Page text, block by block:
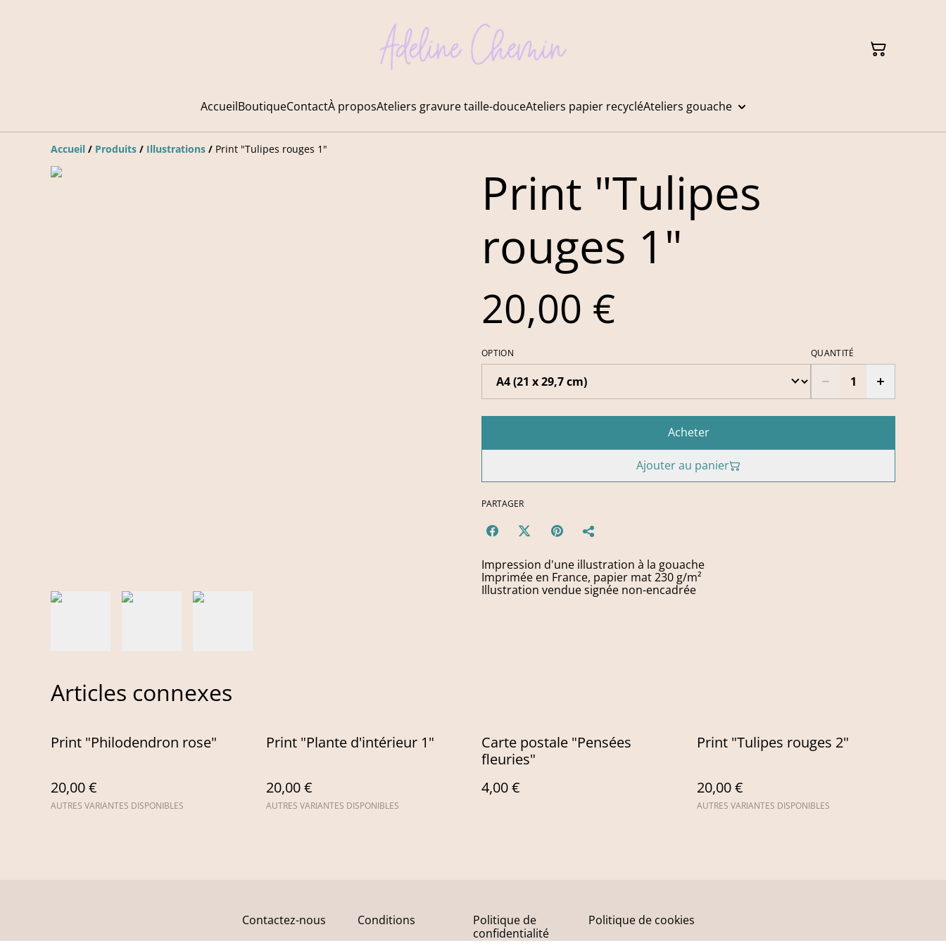
AccueilBoutiqueContactÀ proposAteliers gravure taille-douceAteliers papier recycléAteliers gouache
Accueil / Produits / Illustrations / Print "Tulipes rouges 1"
Print "Tulipes
rouges 1"
20,00 €
OPTION QUANTITÉ
Acheter
Ajouter au panier
PARTAGER
Impression d'une illustration à la gouache
Imprimée en France, papier mat 230 g/m²
Illustration vendue signée non-encadrée
Articles connexes
Print "Philodendron rose"
20,00 €
AUTRES VARIANTES DISPONIBLES
Print "Plante d'intérieur 1"
20,00 €
AUTRES VARIANTES DISPONIBLES
Carte postale "Pensées
fleuries"
4,00 €
Print "Tulipes rouges 2"
20,00 €
AUTRES VARIANTES DISPONIBLES
Contactez-nous Conditions
Politique de
confidentialité
Politique de cookies